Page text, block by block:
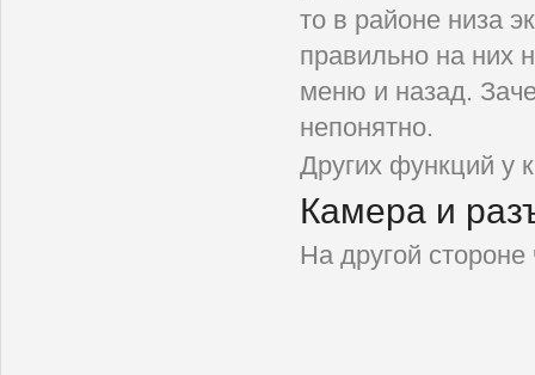
то в районе низа
правильно на них
меню и назад.
непонятно.
Других функций у
Камера и
На другой